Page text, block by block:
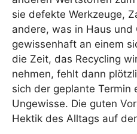
sie defekte Werkzeuge,
andere, was in Haus und
gewissenhaft an einem
die Zeit, das Recycling
nehmen, fehlt dann
sich der geplante Termin
Ungewisse. Die guten
Hektik des Alltags auf